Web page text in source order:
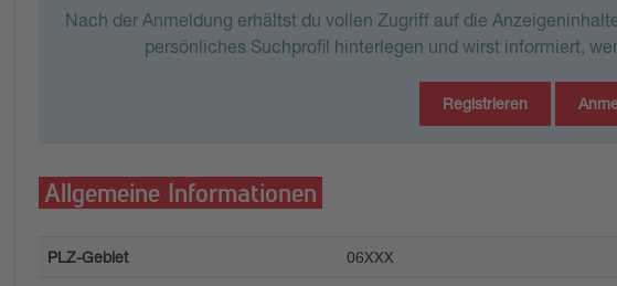
Nach der Anmeldung erhältst du vollen Zugriff auf die
persönliches Suchprofil hinterlegen und wirst informiert,
Registrieren
Allgemeine Informationen
PLZ-Gebiet 06XXX